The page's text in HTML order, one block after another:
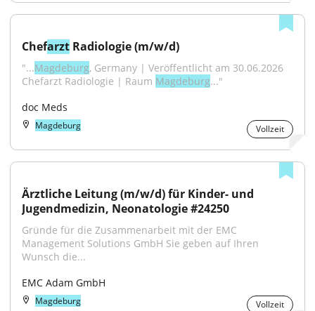
Chefarzt Radiologie (m/w/d)
"...Magdeburg, Germany | Veröffentlicht am 30.06.2026
Chefarzt Radiologie | Raum Magdeburg..."
doc Meds
Magdeburg Vollzeit
Ärztliche Leitung (m/w/d) für Kinder- und
Jugendmedizin, Neonatologie #24250
Gründe für die Zusammenarbeit mit der EMC
Management Solutions GmbH Sie geben auf Ihren
Wunsch die...
EMC Adam GmbH
Magdeburg Vollzeit